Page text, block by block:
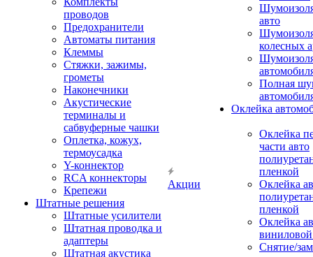
проводов
Предохранители
Автоматы питания
Клеммы
Стяжки, зажимы,
грометы
Наконечники
Акустические
терминалы и
сабвуферные чашки
Оплетка, кожух,
термоусадка
Y-коннектор
RCA коннекторы
Крепежи
Штатные решения
Штатные усилители
Штатная проводка и
адаптеры
Штатная акустика
Акции
авто
колесных
Полная
Оклейка
Оклейка
части авто
пленкой
Оклейка
пленкой
Оклейка
Снятие/